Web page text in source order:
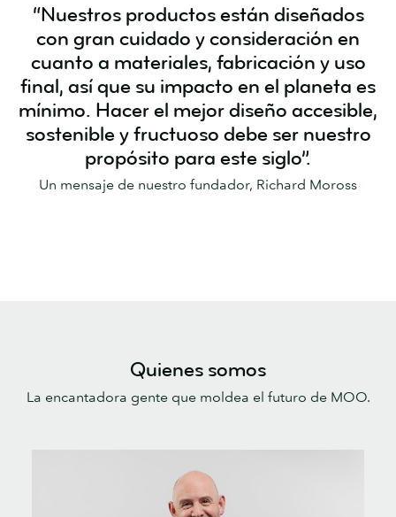
“Nuestros productos están diseñados
con gran cuidado y consideración en
cuanto a materiales, fabricación y uso
final, así que su impacto en el planeta es
mínimo. Hacer el mejor diseño accesible,
sostenible y fructuoso debe ser nuestro
propósito para este siglo”.
Un mensaje de nuestro fundador, Richard Moross
Quienes somos
La encantadora gente que moldea el futuro de MOO.